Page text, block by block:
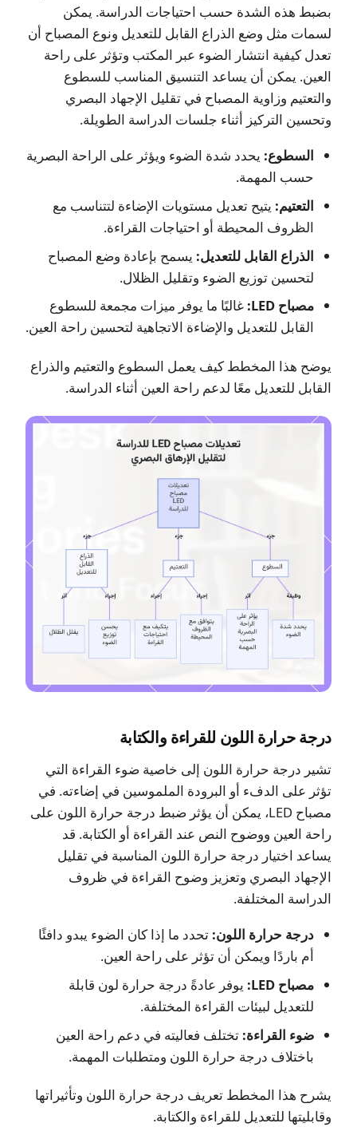
بضبط هذه الشدة حسب احتياجات الدراسة. يمكن
لسمات مثل وضع الذراع القابل للتعديل ونوع المصباح أن
تعدل كيفية انتشار الضوء عبر المكتب وتؤثر على راحة
العين. يمكن أن يساعد التنسيق المناسب للسطوع
والتعتيم وزاوية المصباح في تقليل الإجهاد البصري
وتحسين التركيز أثناء جلسات الدراسة الطويلة.
السطوع: يحدد شدة الضوء ويؤثر على الراحة البصرية
حسب المهمة.
التعتيم: يتيح تعديل مستويات الإضاءة لتتناسب مع
الظروف المحيطة أو احتياجات القراءة.
الذراع القابل للتعديل: يسمح بإعادة وضع المصباح
لتحسين توزيع الضوء وتقليل الظلال.
مصباح LED:
غالبًا ما يوفر ميزات مجمعة للسطوع
القابل للتعديل والإضاءة الاتجاهية لتحسين راحة العين.
يوضح هذا المخطط كيف يعمل السطوع والتعتيم والذراع
القابل للتعديل معًا لدعم راحة العين أثناء الدراسة.
درجة حرارة اللون للقراءة والكتابة
تشير درجة حرارة اللون إلى خاصية ضوء القراءة التي
تؤثر على الدفء أو البرودة الملموسين في إضاءته. في
مصباح LED، يمكن أن يؤثر ضبط درجة حرارة اللون على
راحة العين ووضوح النص عند القراءة أو الكتابة. قد
يساعد اختيار درجة حرارة اللون المناسبة في تقليل
الإجهاد البصري وتعزيز وضوح القراءة في ظروف
الدراسة المختلفة.
درجة حرارة اللون: تحدد ما إذا كان الضوء يبدو دافئًا
أم باردًا ويمكن أن تؤثر على راحة العين.
مصباح LED:
يوفر عادةً درجة حرارة لون قابلة
للتعديل لبيئات القراءة المختلفة.
ضوء القراءة: تختلف فعاليته في دعم راحة العين
باختلاف درجة حرارة اللون ومتطلبات المهمة.
يشرح هذا المخطط تعريف درجة حرارة اللون وتأثيراتها
وقابليتها للتعديل للقراءة والكتابة.